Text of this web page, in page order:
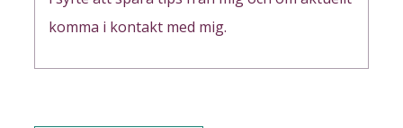
komma i kontakt med mig.